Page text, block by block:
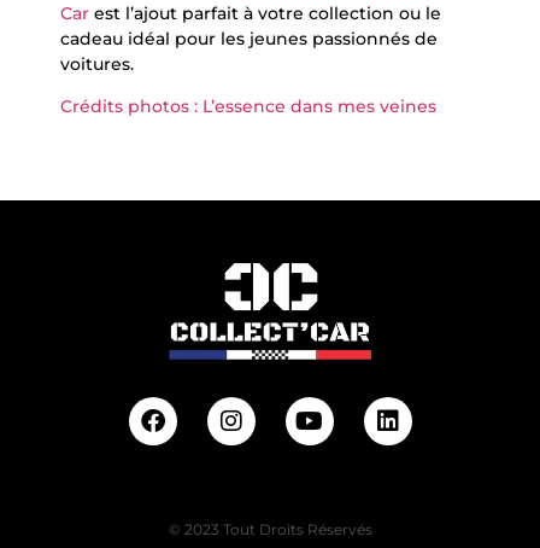
Car est l’ajout parfait à votre collection ou le
cadeau idéal pour les jeunes passionnés de
voitures.
Crédits photos : L’essence dans mes veines
© 2023 Tout Droits Réservés